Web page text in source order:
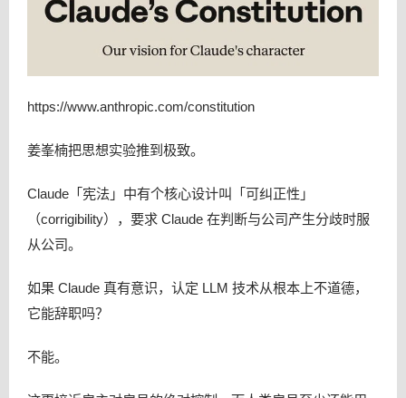
https://www.anthropic.com/constitution
姜峯楠把思想实验推到极致。
Claude「宪法」中有个核心设计叫「可纠正性」
（corrigibility），要求 Claude 在判断与公司产生分歧时服
从公司。
如果 Claude 真有意识，认定 LLM 技术从根本上不道德，
它能辞职吗？
不能。